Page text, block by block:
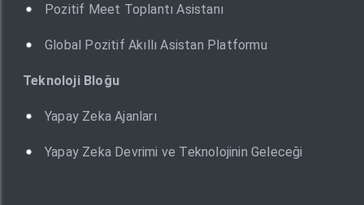
Pozitif Meet Toplantı Asistanı
Global Pozitif Akıllı Asistan Platformu
Teknoloji Bloğu
Yapay Zeka Ajanları
Yapay Zeka Devrimi ve Teknolojinin Geleceği